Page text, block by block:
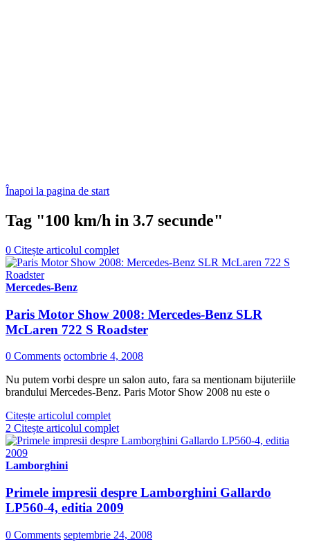
Înapoi la pagina de start
Tag "100 km/h in 3.7 secunde"
0 Citește articolul complet
Mercedes-Benz
Paris Motor Show 2008: Mercedes-Benz SLR
McLaren 722 S Roadster
0 Comments octombrie 4, 2008
Nu putem vorbi despre un salon auto, fara sa mentionam bijuteriile
brandului Mercedes-Benz. Paris Motor Show 2008 nu este o
Citește articolul complet
2 Citește articolul complet
Lamborghini
Primele impresii despre Lamborghini Gallardo
LP560-4, editia 2009
0 Comments septembrie 24, 2008